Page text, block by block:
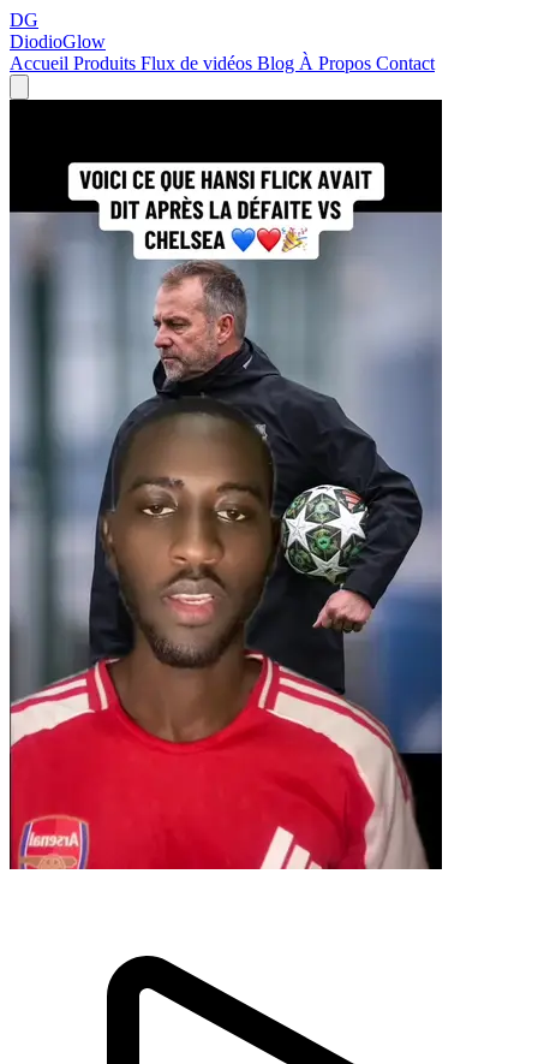
DG
DiodioGlow
Accueil Produits Flux de vidéos Blog À Propos Contact